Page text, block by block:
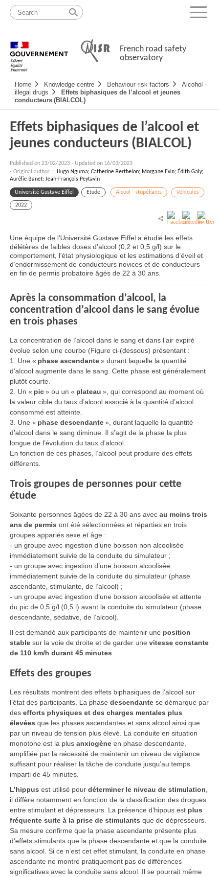
content
map
Menu
French road safety
observatory
Navigation
principale
Home Knowledge centre Behaviour risk factors
Alcohol -
illegal drugs
Effets biphasiques de l’alcool et jeunes
conducteurs (BIALCOL)
Effets biphasiques de l’alcool et
jeunes conducteurs (BIALCOL)
Published on 23/02/2023 - Updated on 16/03/2023
- Original author :
Hugo Nguma; Catherine Berthelon; Morgane Evin; Édith Galy;
Aurélie Banet; Jean-François Peytavin
Université Gustave Eiffel Etude Alcool - stupéfiants Véhicules
2022
Une équipe de l’Université Gustave Eiffel a étudié les effets
délétères de faibles doses d’alcool (0,2 et 0,5 g/l) sur le
comportement, l’état physiologique et les estimations d’éveil et
d’endormissement de conducteurs novices et de conducteurs
en fin de permis probatoire âgés de 22 à 30 ans.
Après la consommation d’alcool, la
concentration d’alcool dans le sang évolue
en trois phases
La concentration de l’alcool dans le sang et dans l’air expiré
évolue selon une courbe (Figure ci-(dessous) présentant :
1. Une « phase ascendante» durant laquelle la quantité
d’alcool augmente dans le sang. Cette phase est généralement
plutôt courte.
2. Un « pic» ou un « plateau », qui correspond au moment où
la valeur cible du taux d’alcool associé à la quantité d’alcool
consommé est atteinte.
3. Une « phase descendante», durant laquelle la quantité
d’alcool dans le sang diminue. Il s’agit de la phase la plus
longue de l’évolution du taux d’alcool.
En fonction de ces phases, l’alcool peut produire des effets
différents.
Trois groupes de personnes pour cette
étude
Soixante personnes âgées de 22 à 30 ans avec au moins trois
ans de permis ont été sélectionnées et réparties en trois
groupes appariés sexe et âge :
- un groupe avec ingestion d’une boisson non alcoolisée
immédiatement suivie de la conduite du simulateur ;
- un groupe avec ingestion d’une boisson alcoolisée
immédiatement suivie de la conduite du simulateur (phase
ascendante, stimulante, de l’alcool) ;
- un groupe avec ingestion d’une boisson alcoolisée et attente
du pic de 0,5 g/l (0,5 l) avant la conduite du simulateur (phase
descendante, sédative, de l’alcool).
Il est demandé aux participants de maintenir une position
stable sur la voie de droite et de garder une vitesse constante
de 110 km/h durant 45 minutes
Effets des groupes
Les résultats montrent des effets biphasiques de l’alcool sur
l’état des participants. La phase descendante se démarque par
des efforts physiques et des charges mentales plus
élevées que les phases ascendantes et sans alcool ainsi que
par un niveau de tension plus élevé. La conduite en situation
monotone est la plus anxiogène en phase descendante,
amplifiée par la nécessité de maintenir un niveau de vigilance
suffisant pour réaliser la tâche de conduite jusqu’au temps
imparti de 45 minutes.
L’hippus est utilisé pour déterminer le niveau de stimulation
il diffère notamment en fonction de la classification des drogues
entre stimulant et dépresseurs. La présence d’hippus est plus
fréquente suite à la prise de stimulants que de dépresseurs.
Sa mesure confirme que la phase ascendante présente plus
d’effets stimulants que la phase descendante et que la conduite
sans alcool. Si ce n’est cet effet stimulant, la conduite en phase
ascendante ne montre pratiquement pas de différences
significatives avec la conduite sans alcool. Il se pourrait même